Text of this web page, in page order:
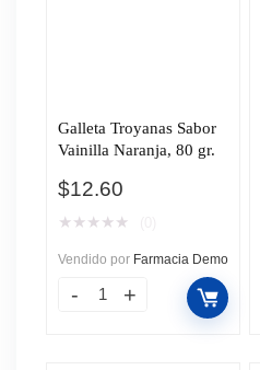
Galleta Troyanas Sabor
Vainilla Naranja, 80 gr.
$12.60
★ ★ ★ ★ ★
Vendido por Farmacia Demo